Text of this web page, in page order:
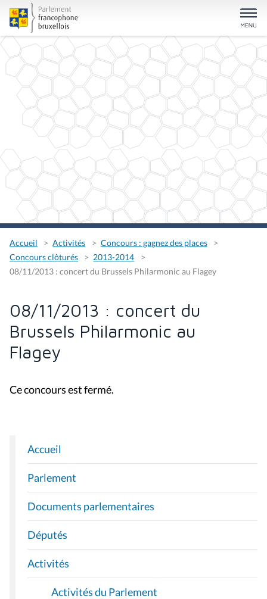
Accueil Activités
Concours : gagnez des places
Concours clôturés
2013-2014
08/11/2013 : concert du Brussels Philarmonic au Flagey
08/11/2013 : concert du
Brussels Philarmonic au
Flagey
Ce concours est fermé.
N
A
V
I
G
A
T
I
O
Accueil
Parlement
Documents parlementaires
Députés
Activités
Activités du Parlement